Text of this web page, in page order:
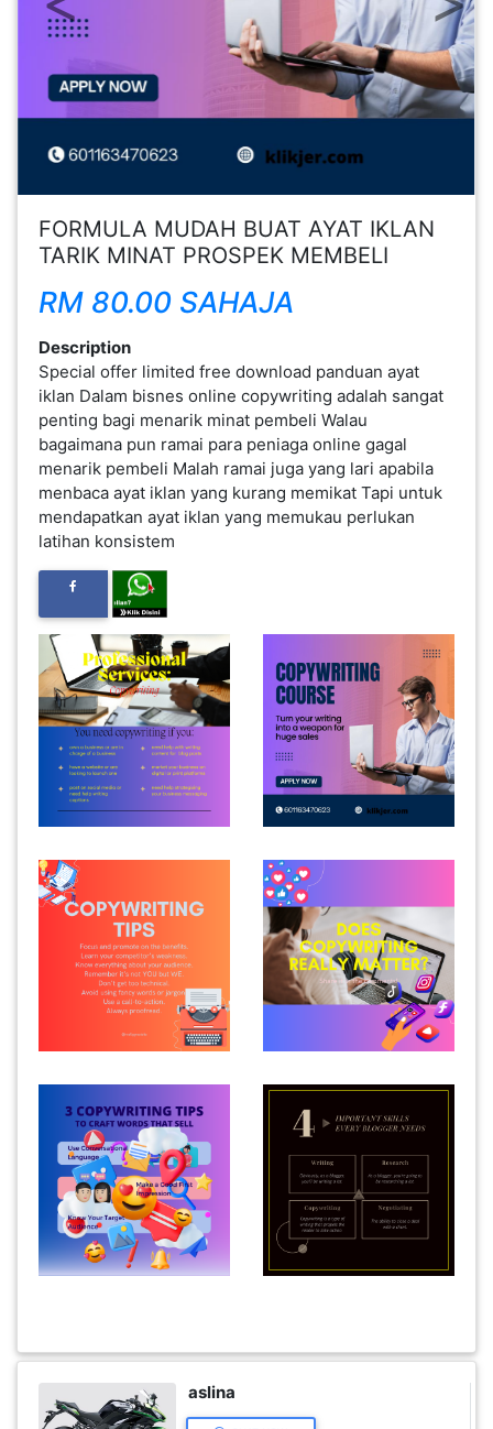
FORMULA MUDAH BUAT AYAT IKLAN
TARIK MINAT PROSPEK MEMBELI
RM 80.00 SAHAJA
Description
Special offer limited free download panduan ayat
iklan Dalam bisnes online copywriting adalah sangat
penting bagi menarik minat pembeli Walau
bagaimana pun ramai para peniaga online gagal
menarik pembeli Malah ramai juga yang lari apabila
menbaca ayat iklan yang kurang memikat Tapi untuk
mendapatkan ayat iklan yang memukau perlukan
latihan konsistem
aslina
FESYEN
LELAKI(0)
MINYAK
PENDIDIKAN(19)
DERMA
DAN
INFAK(0)
TUDUNG(0)
ARTIKEL(14)
PEMBORONG(2)
PRODUK
DIGITAL(29)
MAKANAN(25)
PERNIAGAAN(41)
KENDERAAN(6)
SUKAN/HOBI(2)
PERCUTIAN
RUMAH
BARANG